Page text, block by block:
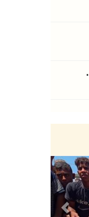
Previous